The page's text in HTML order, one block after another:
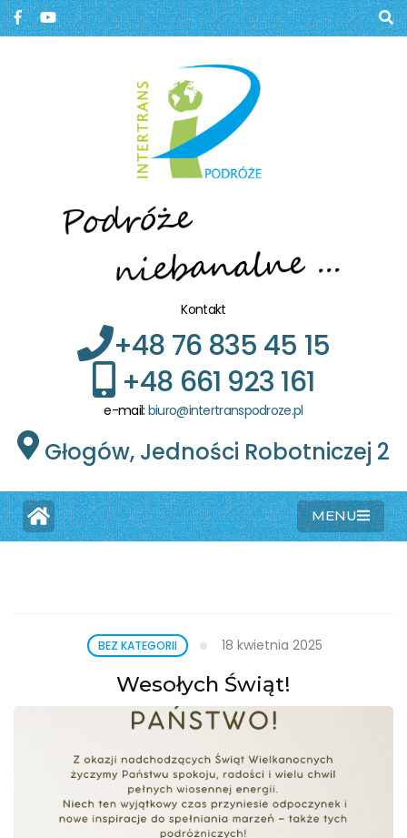
BIURO PODRÓŻY W
GŁOGOWIE
Kontakt
+48 76 835 45 15
+48 661 923 161
e-mail: biuro@intertranspodroze.pl
Głogów, Jedności Robotniczej 2
MENU
BEZ KATEGORII 18 kwietnia 2025
Wesołych Świąt!